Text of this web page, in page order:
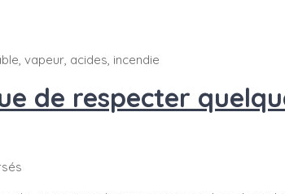
vapeur, acides, incendie
de respecter